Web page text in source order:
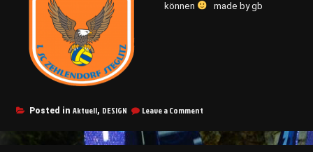
können
made by gb
Posted in Aktuell, DESIGN Leave a Comment
SC
Zehlendorf